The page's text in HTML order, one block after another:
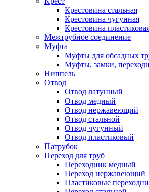
Крестовина стальная
Крестовина чугунная
Крестовина
Межтрубное соединение
Муфта
Муфты для обсадных
Муфты, замки,
Ниппель
Отвод
Отвод латунный
Отвод медный
Отвод нержавеющий
Отвод стальной
Отвод чугунный
Отвод пластиковый
Патрубок
Переход для труб
Переходник медный
Переход нержавеющий
Пластиковые